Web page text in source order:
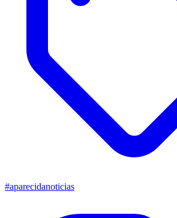
#aparecidanoticias